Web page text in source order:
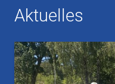
Aktuelles